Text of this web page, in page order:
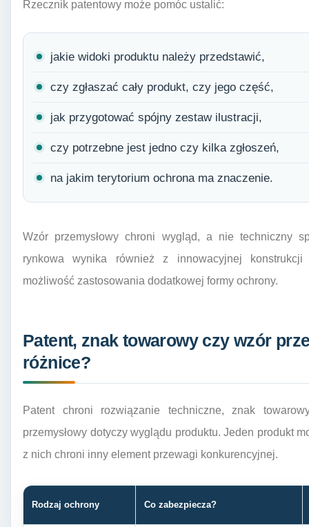
Rzecznik patentowy może pomóc ustalić:
jakie widoki produktu należy przedstawić,
czy zgłaszać cały produkt, czy jego część,
jak przygotować spójny zestaw ilustracji,
czy potrzebne jest jedno czy kilka zgłoszeń,
na jakim terytorium ochrona ma znaczenie.
Wzór przemysłowy chroni wygląd, a nie techniczny
rynkowa wynika również z innowacyjnej
możliwość zastosowania dodatkowej formy ochrony.
Patent, znak towarowy czy wzór
różnice?
Patent chroni rozwiązanie techniczne, znak
przemysłowy dotyczy wyglądu produktu. Jeden produkt
z nich chroni inny element przewagi konkurencyjnej.
Rodzaj ochrony Co zabezpiecza?